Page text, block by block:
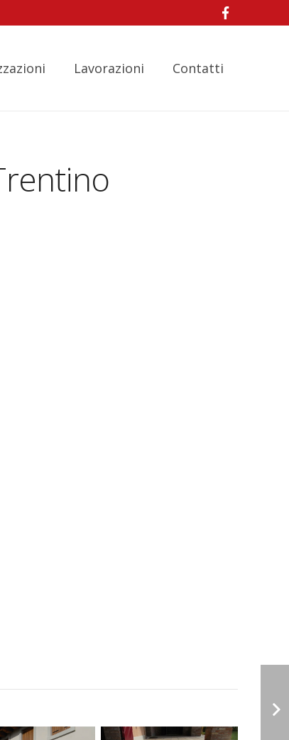
Lavorazioni Contatti